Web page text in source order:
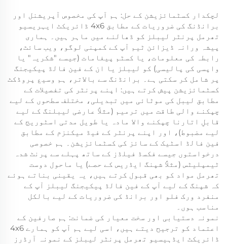
لچکدار کسٹمائزیشن کے حل: ہم آپ کی مخصوص آپریشنل اور
برانڈنگ کی ضروریات کے مطابق 4x6 ڈائریکٹ ایہریسیو
تھرمل پرنٹر لیبلز کو ڈھالنے میں ماہر ہیں۔ ہماری
پیشہ ورانہ ڈیزائن ٹیم آپ کے کمپنی لوگو، ویب سائٹ،
رابطہ کی معلومات، یا کسٹم پیغامات (جیسے "شکریہ" یا
واپسی کی پالیسی) کو لیبلز یا ان کے فین فالڈ پیکیجنگ
پر شامل کر سکتی ہے۔ برانڈنگ سے بالاتر، ہم وسیع پروڈکٹ
کسٹمائزیشن پیش کرتے ہیں: اپنے پرنٹر کی تفصیلات کے
مطابق لیبل کی موٹائی میں تبدیلی، مختلف سطحوں کے لیے
چپکنے والی طاقت میں ترمیم (مثلاً عارضی لیبلنگ کے لیے
قابلِ اتارنا چپکنے والا مادہ یا طویل مدتی اسٹوریج کے
لیے مضبوط)، اور اپنے پرنٹر کے فیڈ میکنزم کے مطابق
فین فالڈ اسٹیک کے سائز کی کسٹمائزیشن۔ ہم خصوصی
درخواستوں جیسے فکسڈ فیلڈز کے ساتھ پہلے سے پرنٹ شدہ
ٹیمپلیٹس (مثلاً شپنگ ایڈریس کے حصے) یا ماحول دوست
تھرمل مواد کو بھی قبول کرتے ہیں، یہ یقینی بناتے ہوئے
کہ شپنگ کے لیے آپ کے فین فالڈ پیکیجنگ لیبلز آپ کے
منفرد ورک فلو اور برانڈ کی ضروریات کے لیے بالکل
مناسب ہوں۔
نمونہ دستیابی اور سخت معیار کی ضمانت: ہم صارفین کے
اعتماد کو ترجیح دیتے ہیں، اسی لیے ہم آپ کو ہمارے 4x6
ڈائریکٹ ایڈہیسیو تھرمل پرنٹر لیبلز کے نمونہ آرڈرز